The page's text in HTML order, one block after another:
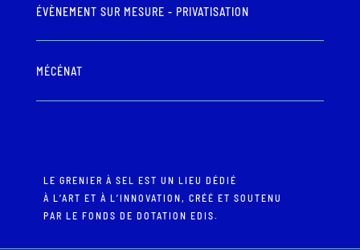
ÉVÈNEMENT SUR MESURE - PRIVATISATION
MÉCÉNAT
LE GRENIER À SEL EST UN LIEU DÉDIÉ
À L’ART ET À L’INNOVATION, CRÉÉ ET SOUTENU
PAR LE FONDS DE DOTATION EDIS.